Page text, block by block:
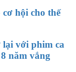
hội cho thế
với phim ca
năm vắng